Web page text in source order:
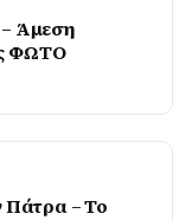
Άμεση
ΦΩΤΟ
Πάτρα – Το